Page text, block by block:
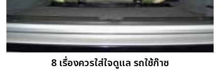
8 เรื่องควรใส่ใจดูแล รถใช้ก๊าซ